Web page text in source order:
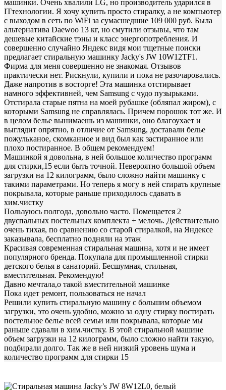
машинки. Очень хвалили LG, но производитель ударился в
ITтехнологии. Я хочу купить просто стиралку, а не компьютер
с выходом в сеть по WiFi за сумасшедшие 109 000 руб. Была
альтернатива Daewoo 13 кг, но смутили отзывы, что там
дешевые китайские тэны и класс энергопотребления. И
совершенно случайно Яндекс видя мои тщетные поиски
предлагает стиральную машинку Jacky's JW 10W12TF1.
Фирма для меня совершенно не знакомая. Отзывов
практически нет. Рискнули, купили и пока не разочаровались.
Даже напротив в восторге! Эта машинка отстирывает
намного эффективней, чем Samsung с чудо пузырьками.
Отстирала старые пятна на моей рубашке (обляпал жиром), с
которыми Samsung не справлялась. Причем порошок тот же. И
в целом белье вынимаешь из машинки, оно благоухает и
выглядит опрятно, в отличие от Samsung, доставали белье
пожульканое, скомканное и вид был как застиранное или
плохо постиранное. В общем рекомендуем!
Машинкой я довольна, в ней большое количество программ
для стирки,15 если быть точной. Невероятно большой объем
загрузки на 12 килограмм, было сложно найти машинку с
такими параметрами. Но теперь я могу в ней стирать крупные
покрывала, которые раньше приходилось сдавать в
хим.чистку
Пользуюсь полгода, довольно часто. Помещается 2
двуспальных постельных комплекта + мелочь. Действительно
очень тихая, по сравнению со старой стиралкой, на Яндексе
заказывала, бесплатно подняли на этаж
Красивая современная стиральная машина, хотя и не имеет
популярного бренда. Покупала для промышленной стирки
детского белья в санаторий. Бесшумная, стильная,
вместительная. Рекомендую!
Давно мечтала,о такой вместительной машинке
Пока идет ремонт, пользоваться не начал
Решили купить стиральную машину с большим объемом
загрузки, это очень удобно, можно за одну стирку постирать
постельное белье всей семьи или покрывала, которые мы
раньше сдавали в хим.чистку. В этой стиральной машине
объем загрузки на 12 килограмм, было сложно найти такую,
подбирали долго. Так же в ней низкий уровень шума и
количество программ для стирки 15